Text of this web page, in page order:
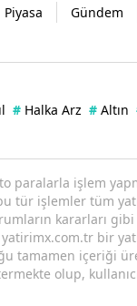
Piyasa Gündem
# Halka Arz # Altın
paralarla işlem
tür işlemler tüm
kararları
bir
içeriği
olup,